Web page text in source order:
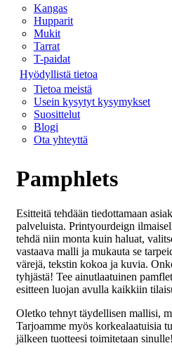
Kangas
Hupparit
Mukit
Tarrat
T-paidat
Hyödyllistä tietoa
Tietoa meistä
Usein kysytyt kysymykset
Suosittelut
Blogi
Ota yhteyttä
Pamphlets
Esitteitä tehdään tiedottamaan
palveluista. Printyourdeign
tehdä niin monta kuin haluat,
vastaava malli ja mukauta se
värejä, tekstin kokoa ja kuvia.
tyhjästä! Tee ainutlaatuinen
esitteen luojan avulla kaikkiin
Oletko tehnyt täydellisen mallisi,
Tarjoamme myös korkealaatuisia
jälkeen tuotteesi toimitetaan sinulle!